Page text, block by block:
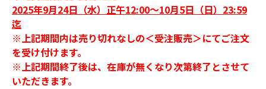
2025年9月24日（水）正午12:00～10月5日（日）23:59
迄
※上記期間内は売り切れなしの＜受注販売＞にてご注文
を受け付けます。
※上記期間終了後は、在庫が無くなり次第終了とさせて
いただきます。